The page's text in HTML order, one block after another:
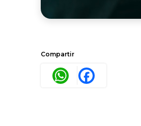
Compartir
WhatsApp